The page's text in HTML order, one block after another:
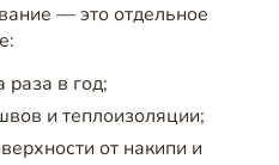
— это отдельное
в год;
и теплоизоляции;
от накипи и